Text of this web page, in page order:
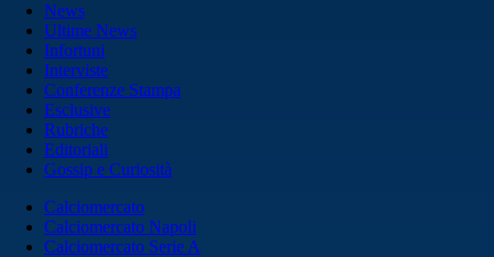
News
Ultime News
Infortuni
Interviste
Conferenze Stampa
Esclusive
Rubriche
Editoriali
Gossip e Curiosità
Calciomercato
Calciomercato Napoli
Calciomercato Serie A